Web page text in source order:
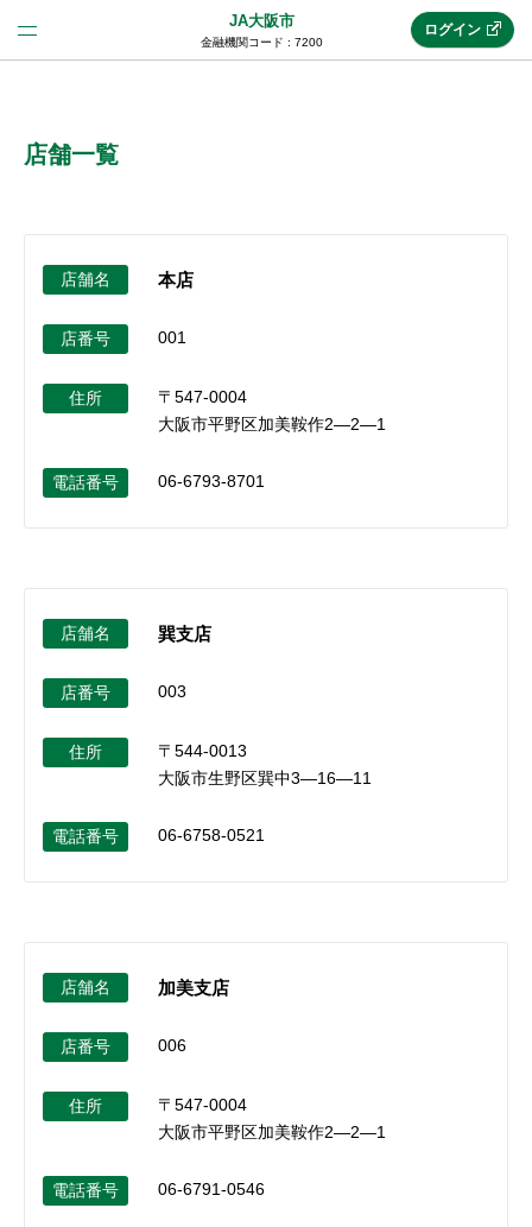
JA大阪市
金融機関コード : 7200
JAネットバンクトップ
メリット
機能・サービス
使い方
困った時は
ログイン
店舗一覧
店舗名 本店
店番号 001
住所
〒547-0004
大阪市平野区加美鞍作2―2―1
電話番号 06-6793-8701
店舗名 巽支店
店番号 003
住所
〒544-0013
大阪市生野区巽中3―16―11
電話番号 06-6758-0521
店舗名 加美支店
店番号 006
住所
〒547-0004
大阪市平野区加美鞍作2―2―1
電話番号 06-6791-0546